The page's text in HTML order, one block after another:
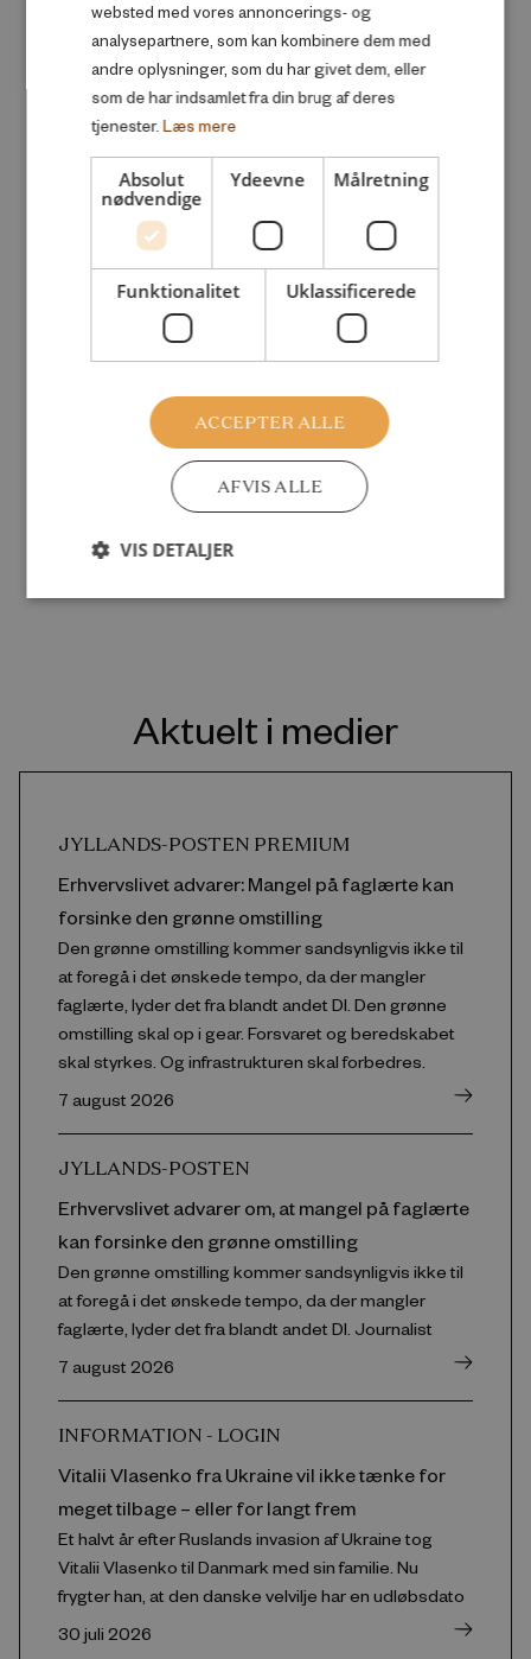
SKOLE OG UDDANNELSE
SOCIAL MOBILITET
SORT ARBEJDE
UNGE
VELFÆRDSSTATEN
Aktuelt i medier
JYLLANDS-POSTEN PREMIUM
Erhvervslivet advarer: Mangel på faglærte kan
forsinke den grønne omstilling
Den grønne omstilling kommer sandsynligvis ikke til
at foregå i det ønskede tempo, da der mangler
faglærte, lyder det fra blandt andet DI. Den grønne
omstilling skal op i gear. Forsvaret og beredskabet
skal styrkes. Og infrastrukturen skal forbedres.
7 august 2026
JYLLANDS-POSTEN
Erhvervslivet advarer om, at mangel på faglærte
kan forsinke den grønne omstilling
Den grønne omstilling kommer sandsynligvis ikke til
at foregå i det ønskede tempo, da der mangler
faglærte, lyder det fra blandt andet DI. Journalist
7 august 2026
INFORMATION - LOGIN
Vitalii Vlasenko fra Ukraine vil ikke tænke for
meget tilbage – eller for langt frem
Et halvt år efter Ruslands invasion af Ukraine tog
Vitalii Vlasenko til Danmark med sin familie. Nu
frygter han, at den danske velvilje har en udløbsdato
30 juli 2026
websted med vores annoncerings- og
analysepartnere, som kan kombinere dem med
andre oplysninger, som du har givet dem, eller
som de har indsamlet fra din brug af deres
tjenester. Læs mere
Absolut
nødvendige
Ydeevne Målretning
Funktionalitet Uklassificerede
ACCEPTER ALLE
AFVIS ALLE
VIS DETALJER